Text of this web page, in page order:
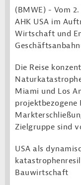
(BMWE) - Vom
AHK USA im
Wirtschaft und
Die Reise
Miami und Los
projektbezogene
Zielgruppe sind
USA als
Bauwirtschaft